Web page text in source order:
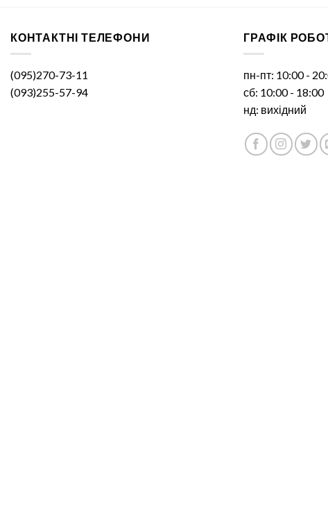
КОНТАКТНІ ТЕЛЕФОНИ
(095)270-73-11
(093)255-57-94
ГРАФІК
пн-пт: 10:00 -
сб: 10:00 - 18:00
нд: вихідний